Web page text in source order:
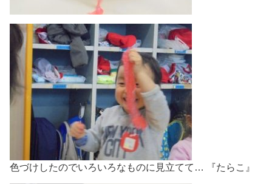
色づけしたのでいろいろなものに見立てて… 『たらこ』